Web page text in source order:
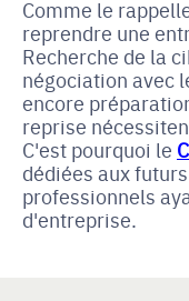
Comme le
reprendre une
Recherche de la
négociation avec
encore
reprise
C'est pourquoi le
dédiées aux
professionnels
d'entreprise.